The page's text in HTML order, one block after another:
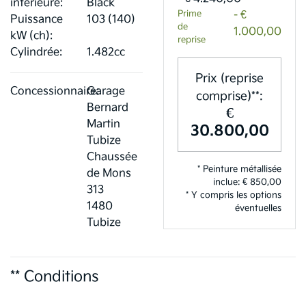
intérieure:
Black
Puissance
kW (ch):
103 (140)
Cylindrée: 1.482cc
Concessionnaire:Garage
Bernard
Martin
Tubize
Chaussée
de Mons
313
1480
Tubize
Prime
de
reprise
- €
1.000,00
Prix (reprise
comprise)**:
€
30.800,00
* Peinture métallisée
inclue: € 850,00
* Y compris les options
éventuelles
** Conditions